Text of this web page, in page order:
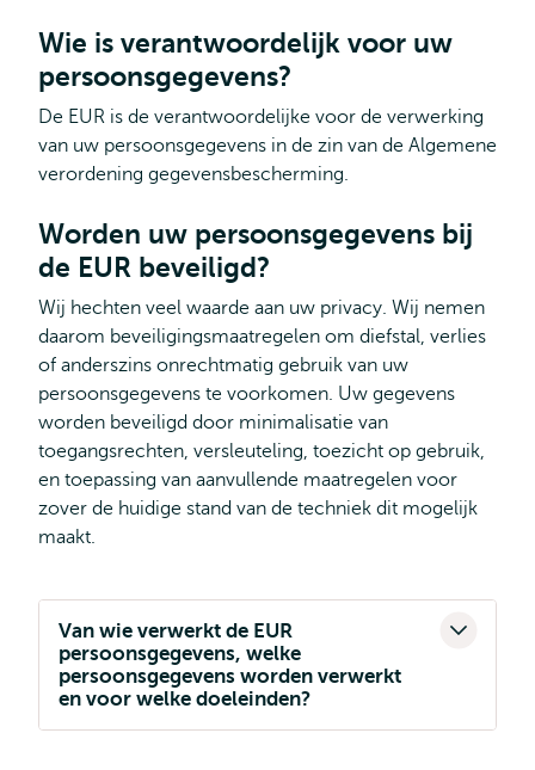
Wie is verantwoordelijk voor uw
persoonsgegevens?
De EUR is de verantwoordelijke voor de verwerking
van uw persoonsgegevens in de zin van de Algemene
verordening gegevensbescherming.
Worden uw persoonsgegevens bij
de EUR beveiligd?
Wij hechten veel waarde aan uw privacy. Wij nemen
daarom beveiligingsmaatregelen om diefstal, verlies
of anderszins onrechtmatig gebruik van uw
persoonsgegevens te voorkomen. Uw gegevens
worden beveiligd door minimalisatie van
toegangsrechten, versleuteling, toezicht op gebruik,
en toepassing van aanvullende maatregelen voor
zover de huidige stand van de techniek dit mogelijk
maakt.
Van wie verwerkt de EUR
persoonsgegevens, welke
persoonsgegevens worden verwerkt
en voor welke doeleinden?